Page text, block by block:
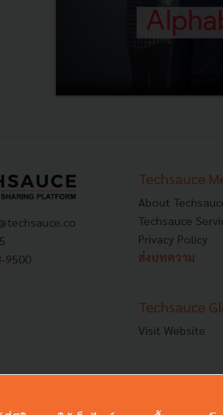
9500
Techsauce
About
Techsauce
Privacy Policy
ส่งบทความ
Techsauce
Visit Website